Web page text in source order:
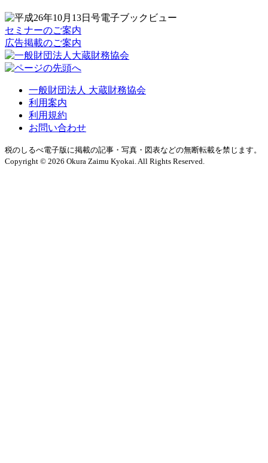
セミナーのご案内
広告掲載のご案内
一般財団法人 大蔵財務協会
利用案内
利用規約
お問い合わせ
税のしるべ電子版に掲載の記事・写真・図表などの無断転載を禁じます。
Copyright © 2026 Okura Zaimu Kyokai. All Rights Reserved.